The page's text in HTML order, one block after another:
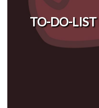
TO-DO-LIST